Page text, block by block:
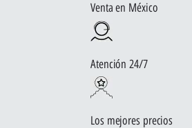
Venta en México
Atención 24/7
Los mejores precios